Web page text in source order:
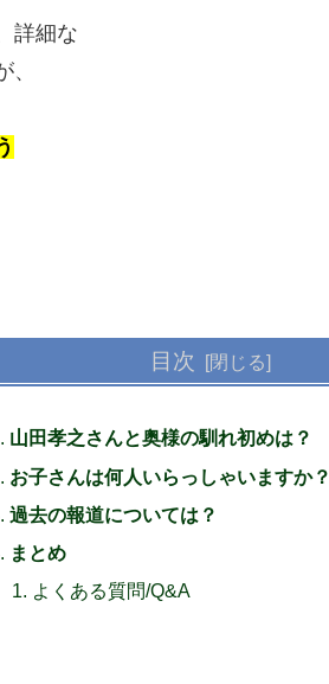
詳細な
目次
山田孝之さんと奥様の馴れ初めは？
お子さんは何人いらっしゃいますか？
過去の報道については？
まとめ
よくある質問/Q&A